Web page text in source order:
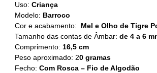
Uso: Criança
Modelo: Barroco
Cor e acabamento:
Mel e Olho de Tigre
Tamanho das contas de Âmbar: de 4 a 6
Comprimento: 16,5 cm
Peso aproximado: 20 gramas
Fecho: Com Rosca – Fio de Algodão